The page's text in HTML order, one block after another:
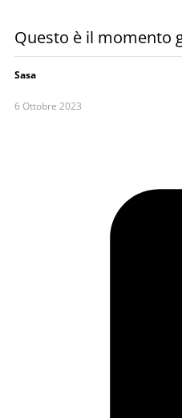
Questo è il momento
Sasa
6 Ottobre 2023